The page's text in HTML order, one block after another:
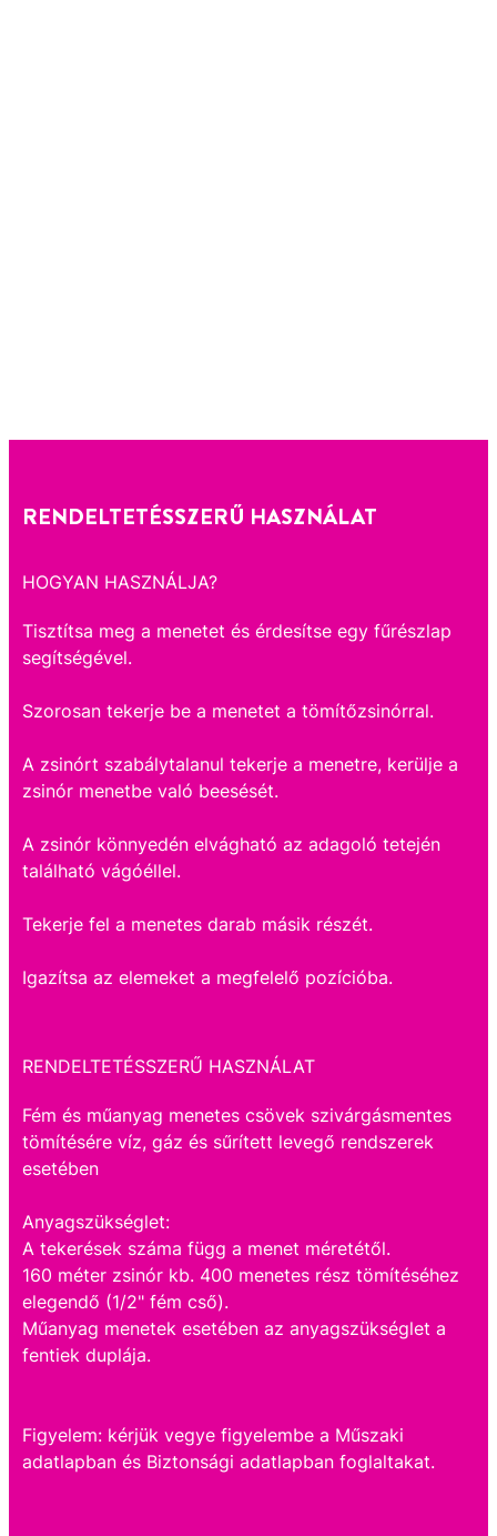
RENDELTETÉSSZERŰ HASZNÁLAT
HOGYAN HASZNÁLJA?
Tisztítsa meg a menetet és érdesítse egy fűrészlap
segítségével.
Szorosan tekerje be a menetet a tömítőzsinórral.
A zsinórt szabálytalanul tekerje a menetre, kerülje a
zsinór menetbe való beesését.
A zsinór könnyedén elvágható az adagoló tetején
található vágóéllel.
Tekerje fel a menetes darab másik részét.
Igazítsa az elemeket a megfelelő pozícióba.
RENDELTETÉSSZERŰ HASZNÁLAT
Fém és műanyag menetes csövek szivárgásmentes
tömítésére víz, gáz és sűrített levegő rendszerek
esetében
Anyagszükséglet:
A tekerések száma függ a menet méretétől.
160 méter zsinór kb. 400 menetes rész tömítéséhez
elegendő (1/2" fém cső).
Műanyag menetek esetében az anyagszükséglet a
fentiek duplája.
Figyelem: kérjük vegye figyelembe a Műszaki
adatlapban és Biztonsági adatlapban foglaltakat.